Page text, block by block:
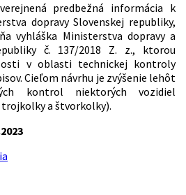
predbežná informácia k
dopravy Slovenskej republiky,
vyhláška Ministerstva dopravy a
č. 137/2018 Z. z., ktorou
v oblasti technickej kontroly
Cieľom návrhu je zvýšenie lehôt
kontrol niektorých vozidiel
a štvorkolky).